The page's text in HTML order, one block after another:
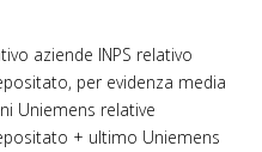
aziende INPS relativo
per evidenza media
Uniemens relative
+ ultimo Uniemens